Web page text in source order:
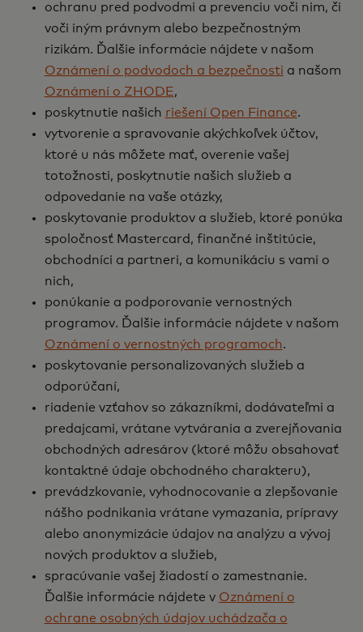
ochranu pred podvodmi a prevenciu voči nim, či
voči iným právnym alebo bezpečnostným
rizikám. Ďalšie informácie nájdete v našom
Oznámení o podvodoch a bezpečnosti a našom
Oznámení o ZHODE,
poskytnutie našich riešení Open Finance.
vytvorenie a spravovanie akýchkoľvek účtov,
ktoré u nás môžete mať, overenie vašej
totožnosti, poskytnutie našich služieb a
odpovedanie na vaše otázky,
poskytovanie produktov a služieb, ktoré ponúka
spoločnosť Mastercard, finančné inštitúcie,
obchodníci a partneri, a komunikáciu s vami o
nich,
ponúkanie a podporovanie vernostných
programov. Ďalšie informácie nájdete v našom
Oznámení o vernostných programoch.
poskytovanie personalizovaných služieb a
odporúčaní,
riadenie vzťahov so zákazníkmi, dodávateľmi a
predajcami, vrátane vytvárania a zverejňovania
obchodných adresárov (ktoré môžu obsahovať
kontaktné údaje obchodného charakteru),
prevádzkovanie, vyhodnocovanie a zlepšovanie
nášho podnikania vrátane vymazania, prípravy
alebo anonymizácie údajov na analýzu a vývoj
nových produktov a služieb,
spracúvanie vašej žiadostí o zamestnanie.
Ďalšie informácie nájdete v Oznámení o
ochrane osobných údajov uchádzača o